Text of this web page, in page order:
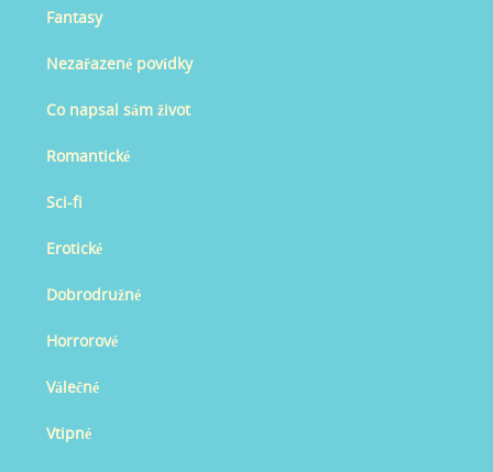
Fantasy
Nezařazené povídky
Co napsal sám život
Romantické
Sci-fi
Erotické
Dobrodružné
Horrorové
Válečné
Vtipné